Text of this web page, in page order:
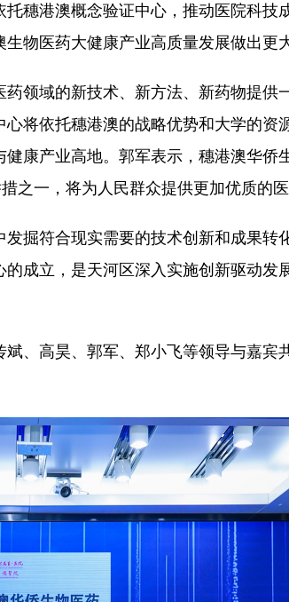
穗港澳概念验证中心，推动医院科技
物医药大健康产业高质量发展做出更
领域的新技术、新方法、新药物提供
心将依托穗港澳的战略优势和大学的资
康产业高地。 郭军表示，穗港澳华侨
之一，将为人民群众提供更加优质的
掘符合现实需要的技术创新和成果转
成立，是天河区深入实施创新驱动发
、高昊、郭军、郑小飞等领导与嘉宾